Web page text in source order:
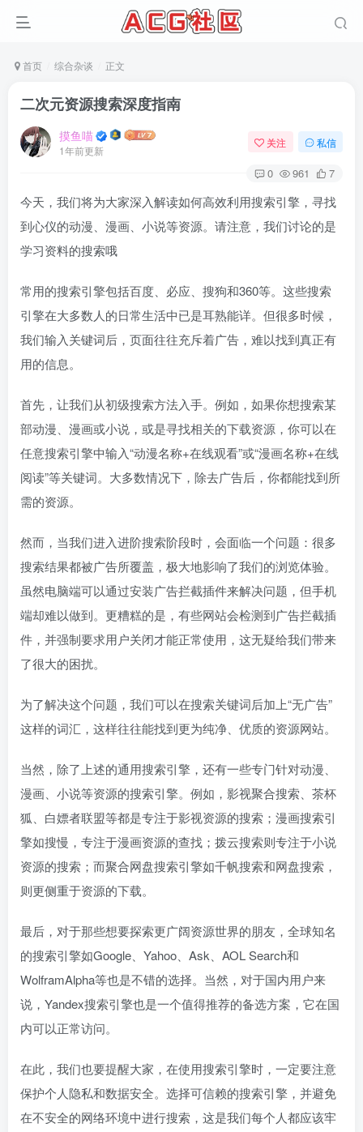
首页 综合杂谈 正文
二次元资源搜索深度指南
摸鱼喵
1年前更新
关注 私信
0 961 7
今天，我们将为大家深入解读如何高效利用搜索引擎，寻找
到心仪的动漫、漫画、小说等资源。请注意，我们讨论的是
学习资料的搜索哦
常用的搜索引擎包括百度、必应、搜狗和360等。这些搜索
引擎在大多数人的日常生活中已是耳熟能详。但很多时候，
我们输入关键词后，页面往往充斥着广告，难以找到真正有
用的信息。
首先，让我们从初级搜索方法入手。例如，如果你想搜索某
部动漫、漫画或小说，或是寻找相关的下载资源，你可以在
任意搜索引擎中输入“动漫名称+在线观看”或“漫画名称+在线
阅读”等关键词。大多数情况下，除去广告后，你都能找到所
需的资源。
然而，当我们进入进阶搜索阶段时，会面临一个问题：很多
搜索结果都被广告所覆盖，极大地影响了我们的浏览体验。
虽然电脑端可以通过安装广告拦截插件来解决问题，但手机
端却难以做到。更糟糕的是，有些网站会检测到广告拦截插
件，并强制要求用户关闭才能正常使用，这无疑给我们带来
了很大的困扰。
为了解决这个问题，我们可以在搜索关键词后加上“无广告”
这样的词汇，这样往往能找到更为纯净、优质的资源网站。
当然，除了上述的通用搜索引擎，还有一些专门针对动漫、
漫画、小说等资源的搜索引擎。例如，影视聚合搜索、茶杯
狐、白嫖者联盟等都是专注于影视资源的搜索；漫画搜索引
擎如搜慢，专注于漫画资源的查找；拨云搜索则专注于小说
资源的搜索；而聚合网盘搜索引擎如千帆搜索和网盘搜索，
则更侧重于资源的下载。
最后，对于那些想要探索更广阔资源世界的朋友，全球知名
的搜索引擎如Google、Yahoo、Ask、AOL Search和
WolframAlpha等也是不错的选择。当然，对于国内用户来
说，Yandex搜索引擎也是一个值得推荐的备选方案，它在国
内可以正常访问。
在此，我们也要提醒大家，在使用搜索引擎时，一定要注意
保护个人隐私和数据安全。选择可信赖的搜索引擎，并避免
在不安全的网络环境中进行搜索，这是我们每个人都应该牢